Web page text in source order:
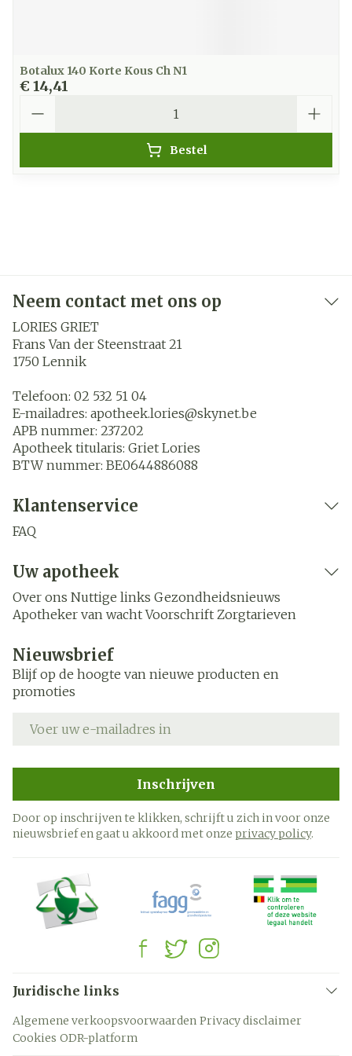
Botalux 140 Korte Kous Ch N1
€ 14,41
Bestel
Neem contact met ons op
LORIES GRIET
Frans Van der Steenstraat 21
1750 Lennik
Telefoon: 02 532 51 04
E-mailadres: apotheek.lories@skynet.be
APB nummer: 237202
Apotheek titularis: Griet Lories
BTW nummer: BE0644886088
Klantenservice
FAQ
Uw apotheek
Over ons Nuttige links Gezondheidsnieuws
Apotheker van wacht Voorschrift Zorgtarieven
Nieuwsbrief
Blijf op de hoogte van nieuwe producten en
promoties
Inschrijven
Door op inschrijven te klikken, schrijft u zich in voor onze
nieuwsbrief en gaat u akkoord met onze privacy policy.
Juridische links
Algemene verkoopsvoorwaarden Privacy disclaimer
Cookies ODR-platform